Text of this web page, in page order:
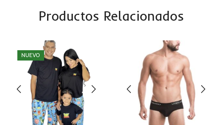
Productos Relacionados
NUEVO